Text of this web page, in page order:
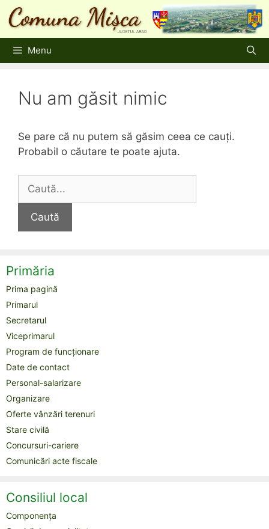
Sari
conținut
Menu
Nu am găsit nimic
Se pare că nu putem să găsim ceea ce cauți.
Probabil o căutare te poate ajuta.
după:
Primăria
Prima pagină
Primarul
Secretarul
Viceprimarul
Program de funcționare
Date de contact
Personal-salarizare
Organizare
Oferte vânzări terenuri
Stare civilă
Concursuri-cariere
Comunicări acte fiscale
Consiliul local
Componența